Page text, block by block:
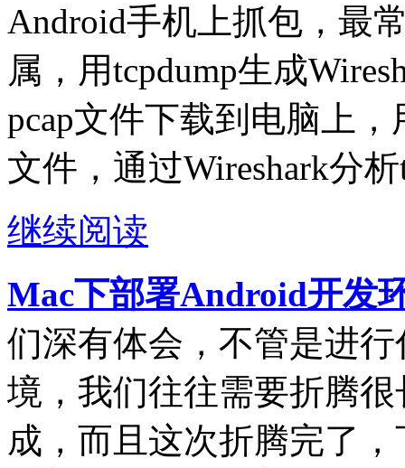
Android手机上抓包，最
属，用tcpdump生成
pcap文件下载到电脑上，
文件，通过Wireshark分
继续阅读
Mac下部署Android开发
们深有体会，不管是进
境，我们往往需要折腾
成，而且这次折腾完了